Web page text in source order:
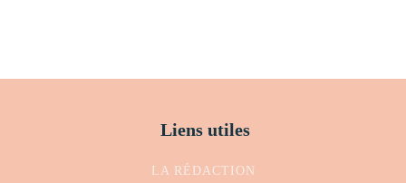
Liens utiles
LA RÉDACTION